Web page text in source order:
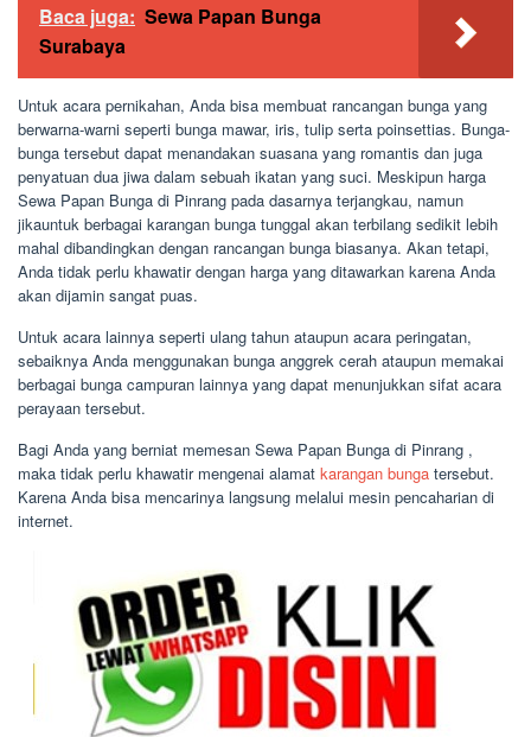
Baca juga: Sewa Papan Bunga
Surabaya
Untuk acara pernikahan, Anda bisa membuat rancangan bunga yang
berwarna-warni seperti bunga mawar, iris, tulip serta poinsettias. Bunga-
bunga tersebut dapat menandakan suasana yang romantis dan juga
penyatuan dua jiwa dalam sebuah ikatan yang suci. Meskipun harga
Sewa Papan Bunga di Pinrang pada dasarnya terjangkau, namun
jikauntuk berbagai karangan bunga tunggal akan terbilang sedikit lebih
mahal dibandingkan dengan rancangan bunga biasanya. Akan tetapi,
Anda tidak perlu khawatir dengan harga yang ditawarkan karena Anda
akan dijamin sangat puas.
Untuk acara lainnya seperti ulang tahun ataupun acara peringatan,
sebaiknya Anda menggunakan bunga anggrek cerah ataupun memakai
berbagai bunga campuran lainnya yang dapat menunjukkan sifat acara
perayaan tersebut.
Bagi Anda yang berniat memesan Sewa Papan Bunga di Pinrang ,
maka tidak perlu khawatir mengenai alamat karangan bunga tersebut.
Karena Anda bisa mencarinya langsung melalui mesin pencaharian di
internet.